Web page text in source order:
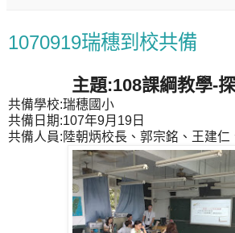
1070919瑞穗到校共備
主題:108課綱教學-
共備學校:瑞穗國小
共備日期:107年9月19日
共備人員:陸朝炳校長、郭宗銘、王建仁